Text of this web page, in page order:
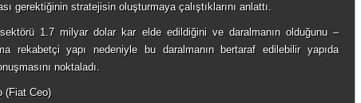
gerektiğinin stratejisin oluşturmaya çalıştıklarını anlattı.
1.7 milyar dolar kar elde edildiğini ve daralmanın olduğunu –
rekabetçi yapı nedeniyle bu daralmanın bertaraf edilebilir yapıda
noktaladı.
(Fiat Ceo)